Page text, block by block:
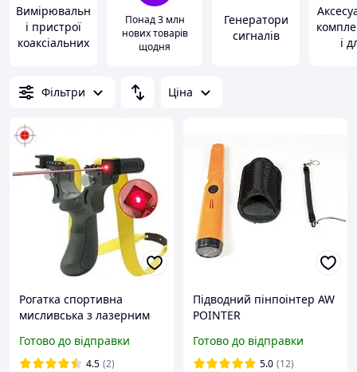
Вимірювальн
і пристрої
коаксіальних
трактів
Понад 3 млн
нових товарів
щодня
Генератори
сигналів
і
Фільтри Ціна
Рогатка спортивна
мисливська з лазерним
Готово до відправки
4.5 (2)
Підводний пінпоінтер AW
POINTER
Готово до відправки
5.0 (12)